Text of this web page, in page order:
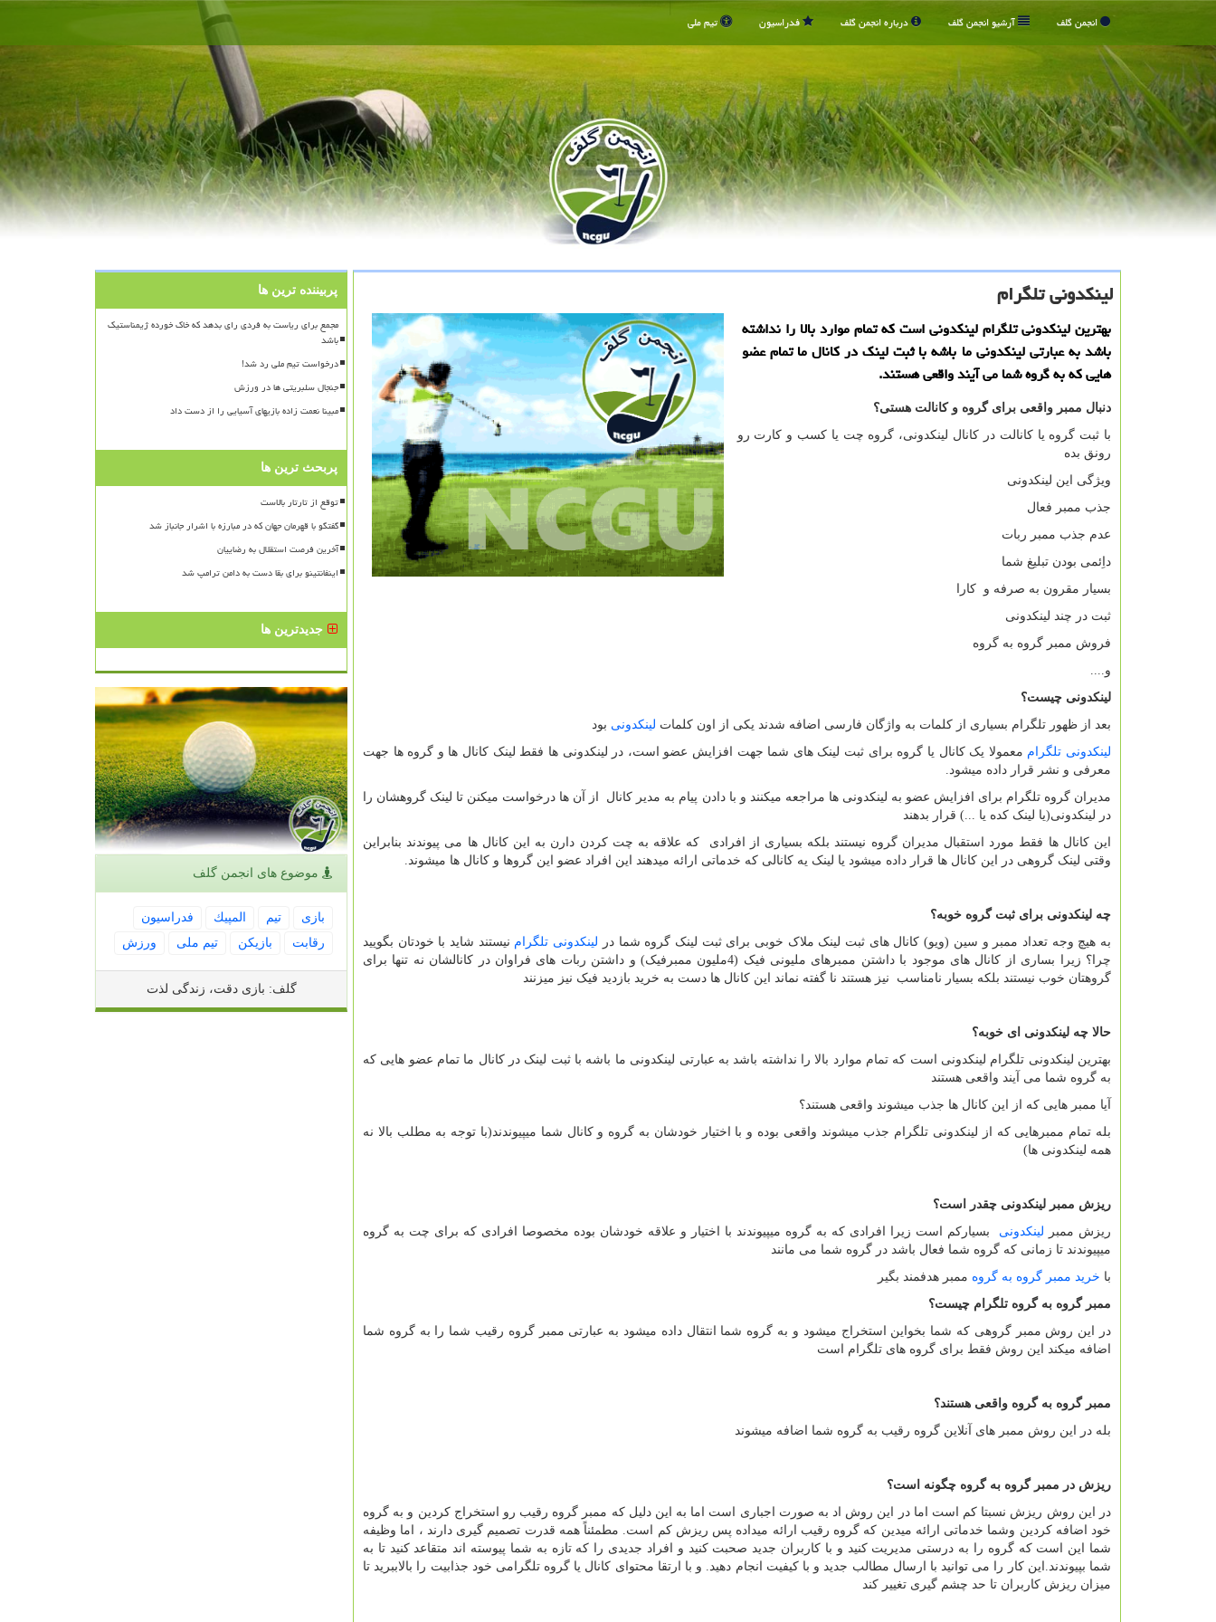
انجمن گلف آرشیو انجمن گلف درباره انجمن گلف فدراسیون تیم ملی
لینکدونی تلگرام
بهترین لینکدونی تلگرام لینکدونی است که تمام موارد بالا را نداشته
باشد به عبارتی لینکدونی ما باشه با ثبت لینک در کانال ما تمام عضو
هایی که به گروه شما می آیند واقعی هستند.
دنبال ممبر واقعی برای گروه و کانالت هستی؟
با ثبت گروه یا کانالت در کانال لینکدونی، گروه چت یا کسب و کارت رو
رونق بده
ویژگی این لینکدونی
جذب ممبر فعال
عدم جذب ممبر ربات
داِئمی بودن تبلیغ شما
بسیار مقرون به صرفه و کارا
ثبت در چند لینکدونی
فروش ممبر گروه به گروه
و....
لینکدونی چیست؟
بعد از ظهور تلگرام بسیاری از کلمات به واژگان فارسی اضافه شدند یکی از اون کلمات لینکدونی بود
لینکدونی تلگرام معمولا یک کانال یا گروه برای ثبت لینک های شما جهت افزایش عضو است، در لینکدونی ها فقط لینک کانال ها و گروه ها جهت
معرفی و نشر قرار داده میشود.
مدیران گروه تلگرام برای افزایش عضو به لینکدونی ها مراجعه میکنند و با دادن پیام به مدیر کانال از آن ها درخواست میکنن تا لینک گروهشان را
در لینکدونی(یا لینک کده یا ...) قرار بدهند
این کانال ها فقط مورد استقبال مدیران گروه نیستند بلکه بسیاری از افرادی که علاقه به چت کردن دارن به این کانال ها می پیوندند بنابراین
وقتی لینک گروهی در این کانال ها قرار داده میشود یا لینک یه کانالی که خدماتی ارائه میدهند این افراد عضو این گروها و کانال ها میشوند.
چه لینکدونی برای ثبت گروه خوبه؟
به هیچ وجه تعداد ممبر و سین (ویو) کانال های ثبت لینک ملاک خوبی برای ثبت لینک گروه شما در لینکدونی تلگرام نیستند شاید با خودتان بگویید
چرا؟ زیرا بساری از کانال های موجود با داشتن ممبرهای ملیونی فیک (4ملیون ممبرفیک) و داشتن ربات های فراوان در کانالشان نه تنها برای
گروهتان خوب نیستند بلکه بسیار نامناسب نیز هستند نا گفته نماند این کانال ها دست به خرید بازدید فیک نیز میزنند
حالا چه لینکدونی ای خوبه؟
بهترین لینکدونی تلگرام لینکدونی است که تمام موارد بالا را نداشته باشد به عبارتی لینکدونی ما باشه با ثبت لینک در کانال ما تمام عضو هایی که
به گروه شما می آیند واقعی هستند
آیا ممبر هایی که از این کانال ها جذب میشوند واقعی هستند؟
بله تمام ممبرهایی که از لینکدونی تلگرام جذب میشوند واقعی بوده و با اختیار خودشان به گروه و کانال شما میپیوندند(با توجه به مطلب بالا نه
همه لینکدونی ها)
ریزش ممبر لینکدونی چقدر است؟
ریزش ممبر لینکدونی بسیارکم است زیرا افرادی که به گروه میپیوندند با اختیار و علاقه خودشان بوده مخصوصا افرادی که برای چت به گروه
میپیوندند تا زمانی که گروه شما فعال باشد در گروه شما می مانند
با خرید ممبر گروه به گروه ممبر هدفمند بگیر
ممبر گروه به گروه تلگرام چیست؟
در این روش ممبر گروهی که شما بخواین استخراج میشود و به گروه شما انتقال داده میشود به عبارتی ممبر گروه رقیب شما را به گروه شما
اضافه میکند این روش فقط برای گروه های تلگرام است
ممبر گروه به گروه واقعی هستند؟
بله در این روش ممبر های آنلاین گروه رقیب به گروه شما اضافه میشوند
ریزش در ممبر گروه به گروه چگونه است؟
در این روش ریزش نسبتا کم است اما در این روش اد به صورت اجباری است اما به این دلیل که ممبر گروه رقیب رو استخراج کردین و به گروه
خود اضافه کردین وشما خدماتی ارائه میدین که گروه رقیب ارائه میداده پس ریزش کم است. مطمئناً همه قدرت تصمیم گیری دارند ، اما وظیفه
شما این است که گروه را به درستی مدیریت کنید و با کاربران جدید صحبت کنید و افراد جدیدی را که تازه به شما پیوسته اند متقاعد کنید تا به
شما بپیوندند.این کار را می توانید با ارسال مطالب جدید و با کیفیت انجام دهید. و با ارتقا محتوای کانال یا گروه تلگرامی خود جذابیت را بالاببرید تا
میزان ریزش کاربران تا حد چشم گیری تغییر کند
پربیننده ترین ها
مجمع برای ریاست به فردی رای بدهد که خاک خورده ژیمناستیک
باشد
درخواست تیم ملی رد شد!
جنجال سلبریتی ها در ورزش
مبینا نعمت زاده بازیهای آسیایی را از دست داد
پربحث ترین ها
توقع از تارتار بالاست
گفتگو با قهرمان جهان که در مبارزه با اشرار جانباز شد
آخرین فرصت استقلال به رضاییان
اینفانتینو برای بقا دست به دامن ترامپ شد
جدیدترین ها
موضوع های انجمن گلف
بازی تیم المپیك
فدراسیون
رقابت
بازیكن تیم ملی ورزش
گلف: بازی دقت، زندگی لذت